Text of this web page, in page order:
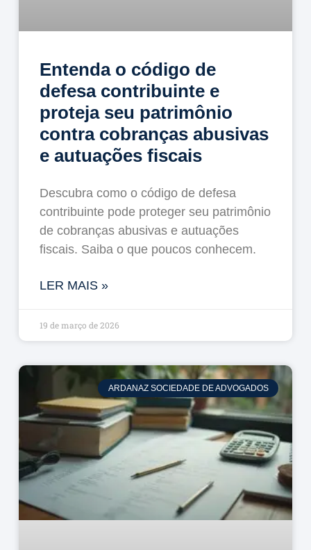
Entenda o código de
defesa contribuinte e
proteja seu patrimônio
contra cobranças abusivas
e autuações fiscais
Descubra como o código de defesa
contribuinte pode proteger seu patrimônio
de cobranças abusivas e autuações
fiscais. Saiba o que poucos conhecem.
LER MAIS »
19 de março de 2026
ARDANAZ SOCIEDADE DE ADVOGADOS